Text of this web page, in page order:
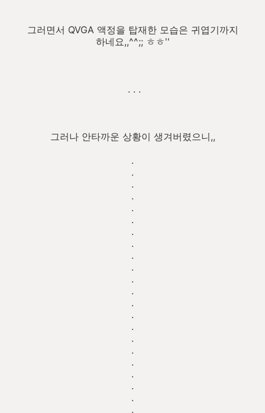
그러면서 QVGA 액정을 탑재한 모습은 귀엽기까지
하네요,,^^;; ㅎㅎ''
. . .
그러나 안타까운 상황이 생겨버렸으니,,
.
.
.
.
.
.
.
.
.
.
.
.
.
.
.
.
.
.
.
.
.
.